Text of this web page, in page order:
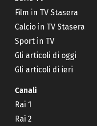
Film in TV Stasera
Calcio in TV Stasera
Sport in TV
Gli articoli di oggi
Gli articoli di ieri
Canali
Rai 1
Rai 2